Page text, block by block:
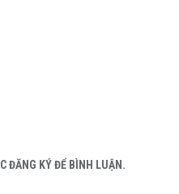
ĐĂNG KÝ ĐỂ BÌNH LUẬN.